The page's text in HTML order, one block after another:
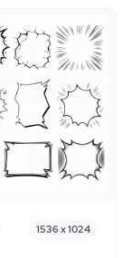
1536 x 1024